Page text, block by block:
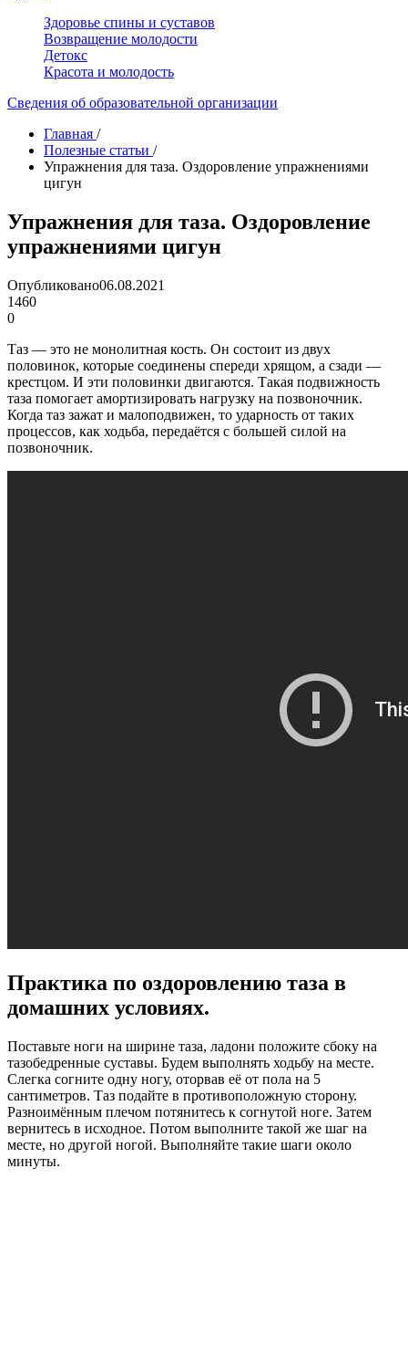
Здоровье спины и суставов
Возвращение молодости
Детокс
Красота и молодость
Сведения об образовательной организации
Главная /
Полезные статьи /
Упражнения для таза. Оздоровление упражнениями
цигун
Упражнения для таза. Оздоровление
упражнениями цигун
Опубликовано06.08.2021
1460
0
Таз — это не монолитная кость. Он состоит из двух
половинок, которые соединены спереди хрящом, а сзади —
крестцом. И эти половинки двигаются. Такая подвижность
таза помогает амортизировать нагрузку на позвоночник.
Когда таз зажат и малоподвижен, то ударность от таких
процессов, как ходьба, передаётся с большей силой на
позвоночник.
Практика по оздоровлению таза в
домашних условиях.
Поставьте ноги на ширине таза, ладони положите сбоку на
тазобедренные суставы. Будем выполнять ходьбу на месте.
Слегка согните одну ногу, оторвав её от пола на 5
сантиметров. Таз подайте в противоположную сторону.
Разноимённым плечом потянитесь к согнутой ноге. Затем
вернитесь в исходное. Потом выполните такой же шаг на
месте, но другой ногой. Выполняйте такие шаги около
минуты.